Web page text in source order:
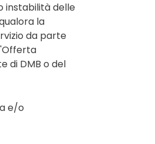
instabilità delle
la
da parte
di DMB o del
e/o